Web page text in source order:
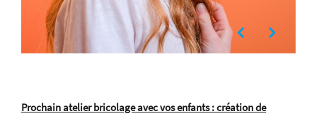
Prochain atelier bricolage avec vos enfants : création de